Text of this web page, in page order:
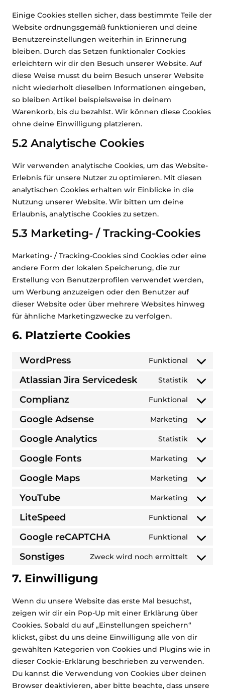
Einige Cookies stellen sicher, dass bestimmte Teile der
Website ordnungsgemäß funktionieren und deine
Benutzereinstellungen weiterhin in Erinnerung
bleiben. Durch das Setzen funktionaler Cookies
erleichtern wir dir den Besuch unserer Website. Auf
diese Weise musst du beim Besuch unserer Website
nicht wiederholt dieselben Informationen eingeben,
so bleiben Artikel beispielsweise in deinem
Warenkorb, bis du bezahlst. Wir können diese Cookies
ohne deine Einwilligung platzieren.
5.2 Analytische Cookies
Wir verwenden analytische Cookies, um das Website-
Erlebnis für unsere Nutzer zu optimieren. Mit diesen
analytischen Cookies erhalten wir Einblicke in die
Nutzung unserer Website. Wir bitten um deine
Erlaubnis, analytische Cookies zu setzen.
5.3 Marketing- / Tracking-Cookies
Marketing- / Tracking-Cookies sind Cookies oder eine
andere Form der lokalen Speicherung, die zur
Erstellung von Benutzerprofilen verwendet werden,
um Werbung anzuzeigen oder den Benutzer auf
dieser Website oder über mehrere Websites hinweg
für ähnliche Marketingzwecke zu verfolgen.
6. Platzierte Cookies
WordPress Funktional
Consent
to
Atlassian Jira Servicedesk Statistik
Consent
to
atlassian-
Complianz Funktional
Consent
to
Google Adsense Marketing
Consent
to
google-
Google Analytics Statistik
Consent
to
google-
Google Fonts Marketing
Consent
to
google-
Google Maps Marketing
Consent
to
google-
YouTube Marketing
Consent
to
youtube
LiteSpeed Funktional
Consent
to
litespeed
Google reCAPTCHA Funktional
Consent
to
Sonstiges Zweck wird noch ermittelt
Consent
7. Einwilligung
Wenn du unsere Website das erste Mal besuchst,
zeigen wir dir ein Pop-Up mit einer Erklärung über
Cookies. Sobald du auf „Einstellungen speichern“
klickst, gibst du uns deine Einwilligung alle von dir
gewählten Kategorien von Cookies und Plugins wie in
dieser Cookie-Erklärung beschrieben zu verwenden.
Du kannst die Verwendung von Cookies über deinen
Browser deaktivieren, aber bitte beachte, dass unsere